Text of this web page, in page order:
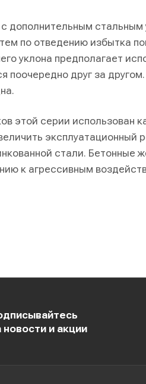
дополнительным стальным
по отведению избытка
уклона предполагает
поочередно друг за
этой серии использован
эксплуатационный
стали. Бетонные
к агрессивным
новости и акции